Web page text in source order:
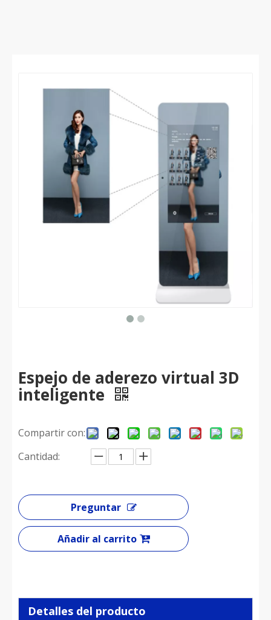
Espejo de aderezo virtual 3D
inteligente
Compartir con:
Cantidad:
Preguntar
Añadir al carrito
Detalles del producto